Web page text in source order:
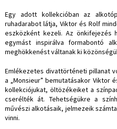
Egy adott kollekcióban az
ruhadarabot látja, Viktor és Rolf
eszközként kezeli. Az önkifejezés
egymást inspirálva formabontó
meghökkenést váltanak ki
Emlékezetes divattörténeti pillanat
a „Monsieur” bemutatásakor Viktor
kollekciójukat, öltözékeiket a
cserélték át. Tehetségükre a
művészi alkotásaik, jelmezeik
vinni.